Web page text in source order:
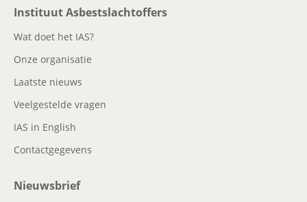
Instituut Asbestslachtoffers
Wat doet het IAS?
Onze organisatie
Laatste nieuws
Veelgestelde vragen
IAS in English
Contactgegevens
Nieuwsbrief